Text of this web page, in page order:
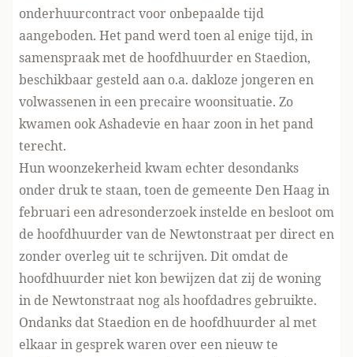
onderhuurcontract voor onbepaalde tijd
aangeboden. Het pand werd toen al enige tijd, in
samenspraak met de hoofdhuurder en Staedion,
beschikbaar gesteld aan o.a. dakloze jongeren en
volwassenen in een precaire woonsituatie. Zo
kwamen ook Ashadevie en haar zoon in het pand
terecht.
Hun woonzekerheid kwam echter desondanks
onder druk te staan, toen de gemeente Den Haag in
februari een adresonderzoek instelde en besloot om
de hoofdhuurder van de Newtonstraat per direct en
zonder overleg uit te schrijven. Dit omdat de
hoofdhuurder niet kon bewijzen dat zij de woning
in de Newtonstraat nog als hoofdadres gebruikte.
Ondanks dat Staedion en de hoofdhuurder al met
elkaar in gesprek waren over een nieuw te